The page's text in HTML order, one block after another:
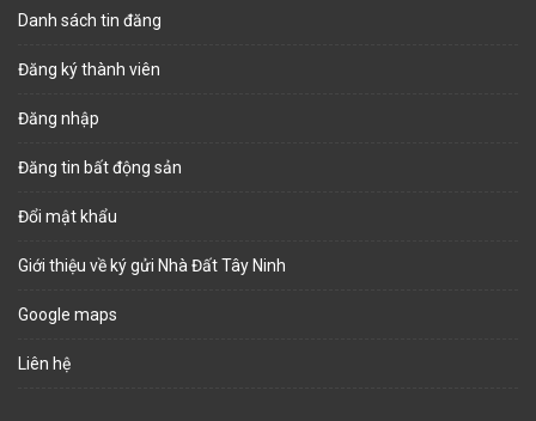
Danh sách tin đăng
Đăng ký thành viên
Đăng nhập
Đăng tin bất động sản
Đổi mật khẩu
Giới thiệu về ký gửi Nhà Đất Tây Ninh
Google maps
Liên hệ